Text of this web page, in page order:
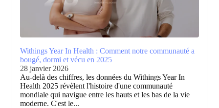
Withings Year In Health : Comment notre communauté a
bougé, dormi et vécu en 2025
28 janvier 2026
Au-delà des chiffres, les données du Withings Year In
Health 2025 révèlent l'histoire d'une communauté
mondiale qui navigue entre les hauts et les bas de la vie
moderne. C'est le...